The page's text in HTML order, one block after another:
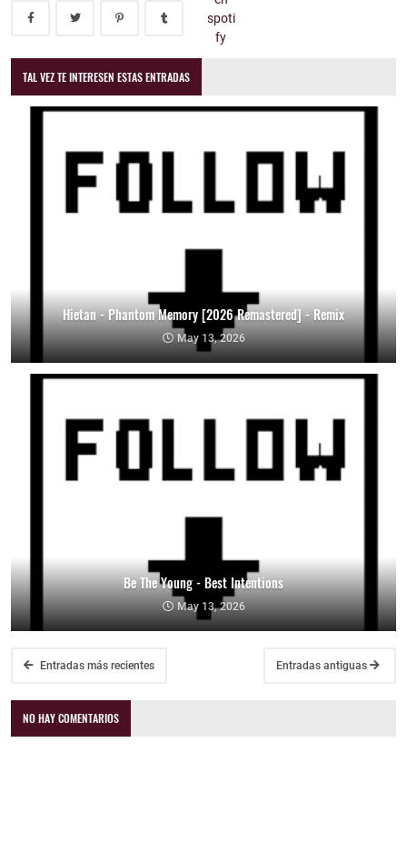
TAL VEZ TE INTERESEN ESTAS ENTRADAS
Hietan - Phantom Memory [2026 Remastered] - Remix
May 13, 2026
Be The Young - Best Intentions
May 13, 2026
Entradas más recientes Entradas antiguas
NO HAY COMENTARIOS